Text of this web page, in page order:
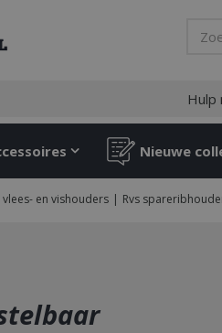
en vishouders Rvs
Hulp
Nieuwe